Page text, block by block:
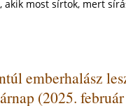
akik most sírtok, mert
emberhalász
(2025.